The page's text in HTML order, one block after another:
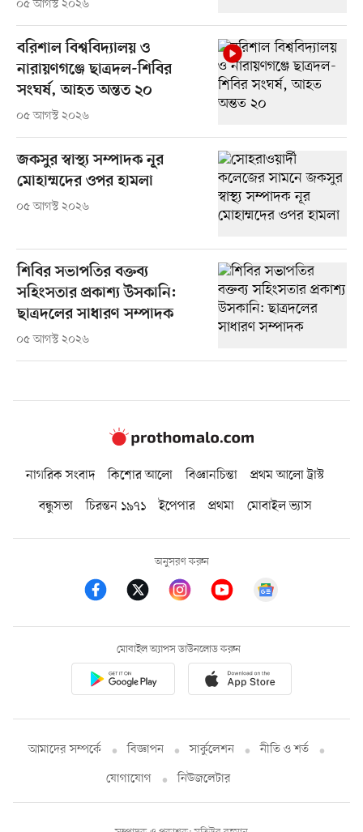
০৫ আগস্ট ২০২৬
বরিশাল বিশ্ববিদ্যালয় ও
নারায়ণগঞ্জে ছাত্রদল-শিবির
সংঘর্ষ, আহত অন্তত ২০
০৫ আগস্ট ২০২৬
জকসুর স্বাস্থ্য সম্পাদক নূর
মোহাম্মদের ওপর হামলা
০৫ আগস্ট ২০২৬
শিবির সভাপতির বক্তব্য
সহিংসতার প্রকাশ্য উসকানি:
ছাত্রদলের সাধারণ সম্পাদক
০৫ আগস্ট ২০২৬
নাগরিক সংবাদ কিশোর আলো বিজ্ঞানচিন্তা
প্রথম আলো ট্রাস্ট
বন্ধুসভা
চিরন্তন ১৯৭১ ইপেপার প্রথমা মোবাইল ভ্যাস
অনুসরণ করুন
মোবাইল অ্যাপস ডাউনলোড করুন
আমাদের সম্পর্কে বিজ্ঞাপন সার্কুলেশন
নীতি ও শর্ত
যোগাযোগ
নিউজলেটার